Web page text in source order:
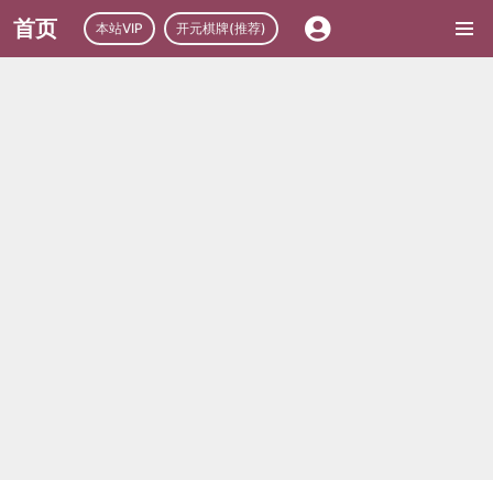
首页 本站VIP 开元棋牌(推荐)